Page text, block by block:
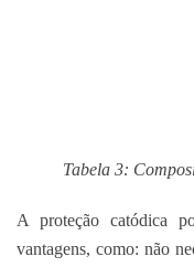
Tabela 3:
A proteção catódica
vantagens, como: não